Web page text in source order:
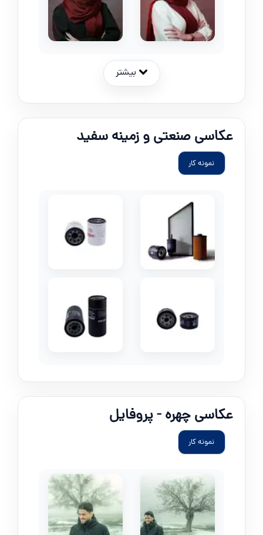
بیشتر
عکاسی صنعتی و زمینه سفید
نمونه کار
عکاسی چهره - پروفایل
نمونه کار